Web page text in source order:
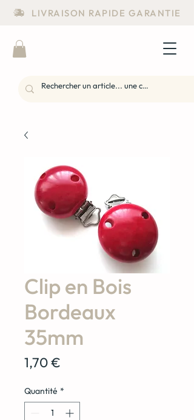
LIVRAISON RAPIDE GARANTIE
Clip en Bois
Bordeaux
35mm
1,70 €
Quantité *